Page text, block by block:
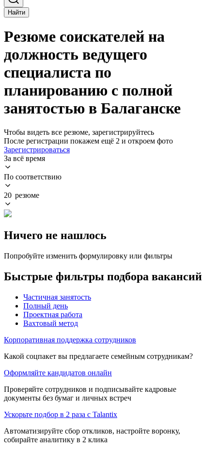
Найти
Резюме соискателей на
должность ведущего
специалиста по
планированию с полной
занятостью в Балаганске
Чтобы видеть все резюме, зарегистрируйтесь
После регистрации покажем ещё 2 и откроем фото
Зарегистрироваться
За всё время
По соответствию
20 резюме
Ничего не нашлось
Попробуйте изменить формулировку или фильтры
Быстрые фильтры подбора вакансий
Частичная занятость
Полный день
Проектная работа
Вахтовый метод
Корпоративная поддержка сотрудников
Какой соцпакет вы предлагаете семейным сотрудникам?
Оформляйте кандидатов онлайн
Проверяйте сотрудников и подписывайте кадровые
документы без бумаг и личных встреч
Ускорьте подбор в 2 раза с Talantix
Автоматизируйте сбор откликов, настройте воронку,
собирайте аналитику в 2 клика